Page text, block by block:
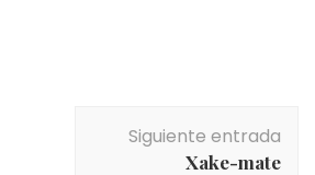
Siguiente entrada
Xake-mate